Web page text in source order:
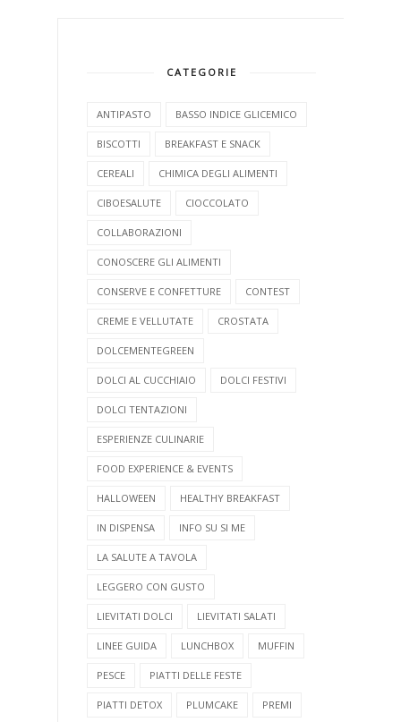
CATEGORIE
ANTIPASTO BASSO INDICE GLICEMICO
BISCOTTI BREAKFAST E SNACK
CEREALI CHIMICA DEGLI ALIMENTI
CIBOESALUTE CIOCCOLATO
COLLABORAZIONI
CONOSCERE GLI ALIMENTI
CONSERVE E CONFETTURE CONTEST
CREME E VELLUTATE CROSTATA
DOLCEMENTEGREEN
DOLCI AL CUCCHIAIO DOLCI FESTIVI
DOLCI TENTAZIONI
ESPERIENZE CULINARIE
FOOD EXPERIENCE & EVENTS
HALLOWEEN HEALTHY BREAKFAST
IN DISPENSA INFO SU SI ME
LA SALUTE A TAVOLA
LEGGERO CON GUSTO
LIEVITATI DOLCI LIEVITATI SALATI
LINEE GUIDA LUNCHBOX MUFFIN
PESCE PIATTI DELLE FESTE
PIATTI DETOX PLUMCAKE PREMI